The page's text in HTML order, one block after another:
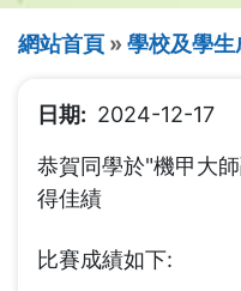
導
航
連
結
網站首頁 學校及學生
日期 2024-12-17
恭賀同學於"機甲大
得佳績
比賽成績如下: